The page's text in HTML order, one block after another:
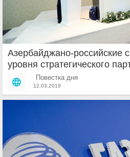
Азербайджано-российские
уровня стратегического
Повестка дня
12.03.2019